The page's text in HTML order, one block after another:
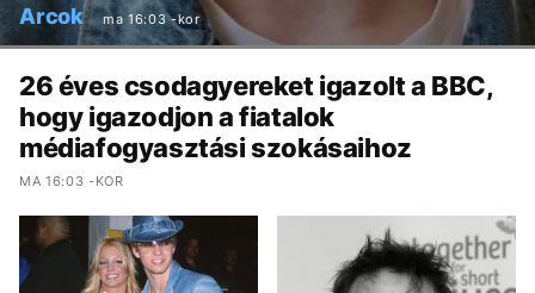
Arcok ma 16:03 -kor
26 éves csodagyereket igazolt a BBC,
hogy igazodjon a fiatalok
médiafogyasztási szokásaihoz
MA 16:03 -KOR